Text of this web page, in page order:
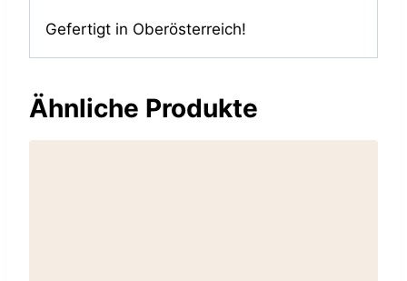
Gefertigt in Oberösterreich!
Ähnliche Produkte